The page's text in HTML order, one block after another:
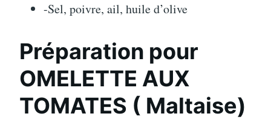
-Sel, poivre, ail, huile d’olive
Préparation pour
OMELETTE AUX
TOMATES ( Maltaise)